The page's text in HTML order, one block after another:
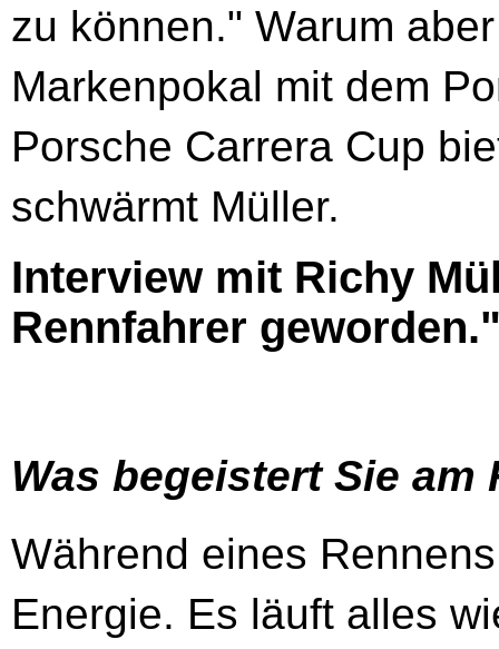
zu können." Warum
Markenpokal mit dem
Porsche Carrera Cup
schwärmt Müller.
Interview mit Richy
Rennfahrer
Was begeistert Sie am
Während eines
Energie. Es läuft alles